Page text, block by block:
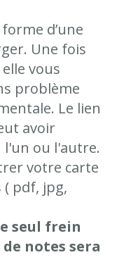
d’une
Une fois
vous
problème
Le lien
avoir
l'un ou l'autre.
votre carte
pdf, jpg,
seul frein
notes sera